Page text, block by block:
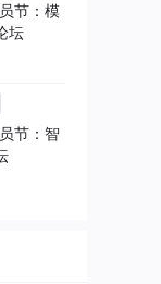
节：模
坛
节：智